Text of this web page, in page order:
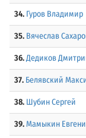
34. Гуров Владимир
35. Вячеслав
36.Дедиков
37. Белявский
38. Шубин Сергей
39.Мамыкин